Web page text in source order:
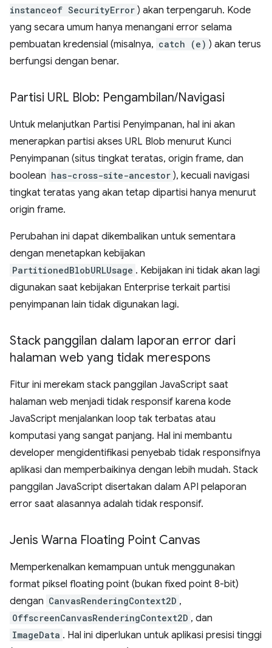
instanceof SecurityError ) akan terpengaruh. Kode
yang secara umum hanya menangani error selama
pembuatan kredensial (misalnya, catch (e) ) akan terus
berfungsi dengan benar.
Partisi URL Blob: Pengambilan/Navigasi
Untuk melanjutkan Partisi Penyimpanan, hal ini akan
menerapkan partisi akses URL Blob menurut Kunci
Penyimpanan (situs tingkat teratas, origin frame, dan
boolean has-cross-site-ancestor ), kecuali navigasi
tingkat teratas yang akan tetap dipartisi hanya menurut
origin frame.
Perubahan ini dapat dikembalikan untuk sementara
dengan menetapkan kebijakan
PartitionedBlobURLUsage . Kebijakan ini tidak akan lagi
digunakan saat kebijakan Enterprise terkait partisi
penyimpanan lain tidak digunakan lagi.
Stack panggilan dalam laporan error dari
halaman web yang tidak merespons
Fitur ini merekam stack panggilan JavaScript saat
halaman web menjadi tidak responsif karena kode
JavaScript menjalankan loop tak terbatas atau
komputasi yang sangat panjang. Hal ini membantu
developer mengidentifikasi penyebab tidak responsifnya
aplikasi dan memperbaikinya dengan lebih mudah. Stack
panggilan JavaScript disertakan dalam API pelaporan
error saat alasannya adalah tidak responsif.
Jenis Warna Floating Point Canvas
Memperkenalkan kemampuan untuk menggunakan
format piksel floating point (bukan fixed point 8-bit)
dengan CanvasRenderingContext2D ,
OffscreenCanvasRenderingContext2D , dan
ImageData . Hal ini diperlukan untuk aplikasi presisi tinggi